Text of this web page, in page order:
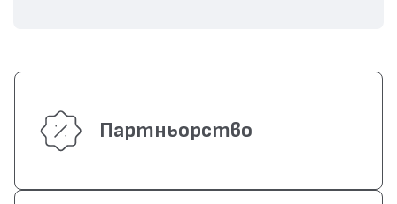
Партньорство